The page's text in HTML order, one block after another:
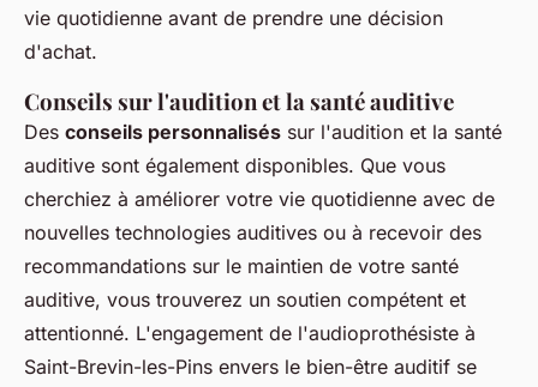
vie quotidienne avant de prendre une décision
d'achat.
Conseils sur l'audition et la santé auditive
Des conseils personnalisés sur l'audition et la santé
auditive sont également disponibles. Que vous
cherchiez à améliorer votre vie quotidienne avec de
nouvelles technologies auditives ou à recevoir des
recommandations sur le maintien de votre santé
auditive, vous trouverez un soutien compétent et
attentionné. L'engagement de l'audioprothésiste à
Saint-Brevin-les-Pins envers le bien-être auditif se